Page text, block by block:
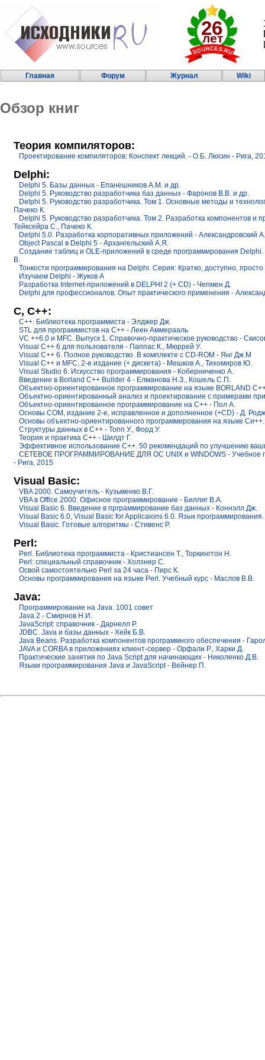
Главная Форум Журнал Wiki
Обзор книг
Теория компиляторов:
Проектирование компиляторов: Конспект лекций. - О.Б. Люсин - Рига,
Delphi:
Delphi 5. Базы данных - Епанешников А.М. и др.
Delphi 5. Руководство разработчика баз данных - Фаронов В.В. и др.
Delphi 5. Руководство разработчика. Том 1. Основные методы и
Пачеко К.
Delphi 5. Руководство разработчика. Том 2. Разработка компонентов и
Тейксейра С., Пачеко К.
Delphi 5.0. Разработка корпоративных приложений - Александровский
Object Pascal в Delphi 5 - Архангельский А.Я.
Создание таблиц и OLE-приложений в среде программирования Delphi.
В.
Тонкости программирования на Delphi. Серия: Кратко, доступно, просто
Изучаем Delphi - Жуков А
Разработка Internet-приложений в DELPHI 2 (+ CD) - Чепмен Д.
Delphi для профессионалов. Опыт практического применения -
C, C++:
C++. Библиотека программиста - Элджер Дж.
STL для программистов на C++ - Леен Аммерааль
VC ++6.0 и MFC. Выпуск 1. Справочно-практическое руководство -
Visual C++ 6 для пользователя - Паппас К., Мюррей У.
Visual C++ 6. Полное руководство. В комплекте с CD-ROM - Янг Дж.М
Visual C++ и MFC, 2-е издание (+ дискета) - Мешков А., Тихомиров Ю.
Visual Studio 6. Искусство программирования - Коберниченко А.
Введение в Borland C++ Builder 4 - Елманова Н.З., Кошель С.П.
Объектно-ориентированное программирование на языке BORLAND
Объектно-ориентированный анализ и проектирование с примерами
Объектно-ориентированное программирование на C++ - Пол А.
Основы COM, издание 2-е, исправленное и дополненное (+CD) - Д.
Основы объектно-ориентированного программирования на языке
Структуры данных в C++ - Топп У., Форд У.
Теория и практика C++ - Шилдт Г.
Эффективное использование C++. 50 рекомендаций по улучшению
СЕТЕВОЕ ПРОГРАММИРОВАНИЕ ДЛЯ OC UNIX и WINDOWS - Учебное
- Рига, 2015
Visual Basic:
VBA 2000. Самоучитель - Кузьменко В.Г.
VBA в Office 2000. Офисное программирование - Биллиг В.А.
Visual Basic 6. Введение в прграммирование баз данных - Коннэлл Дж.
Visual Basic 6.0, Visual Basic for Applicaions 6.0. Язык
Visual Basic. Готовые алгоритмы - Стивенс Р.
Perl:
Perl. Библиотека программиста - Кристиансен Т., Торкингтон Н.
Perl: специальный справочник - Холзнер С.
Освой самостоятельно Perl за 24 часа - Пирс К.
Основы программирования на языке Perl. Учебный курс - Маслов В.В.
Java:
Программирование на Java. 1001 совет
Java 2 - Смирнов Н.И.
JavaScript: справочник - Дарнелл Р.
JDBC. Java и базы данных - Хейк Б.В.
Java Beans. Разработка компонентов программного обеспечения -
JAVA и CORBA в приложениях клиент-сервер - Орфали Р., Харки Д.
Практические занятия по Java Script для начинающих - Николенко Д.В.
Языки программирования Java и JavaScript - Вейнер П.